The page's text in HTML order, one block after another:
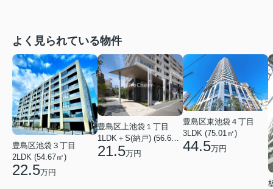
よく見られている物件
豊島区池袋３丁目
2LDK (54.67㎡)
22.5万円
豊島区上池袋１丁目
21.5万円
豊島区東池袋４丁目
3LDK (75.01㎡)
44.5万円